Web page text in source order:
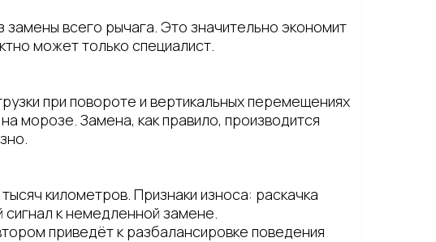
всего рычага. Это значительно экономит
может только специалист.
при повороте и вертикальных перемещениях
морозе. Замена, как правило, производится
километров. Признаки износа: раскачка
к немедленной замене.
приведёт к разбалансировке поведения